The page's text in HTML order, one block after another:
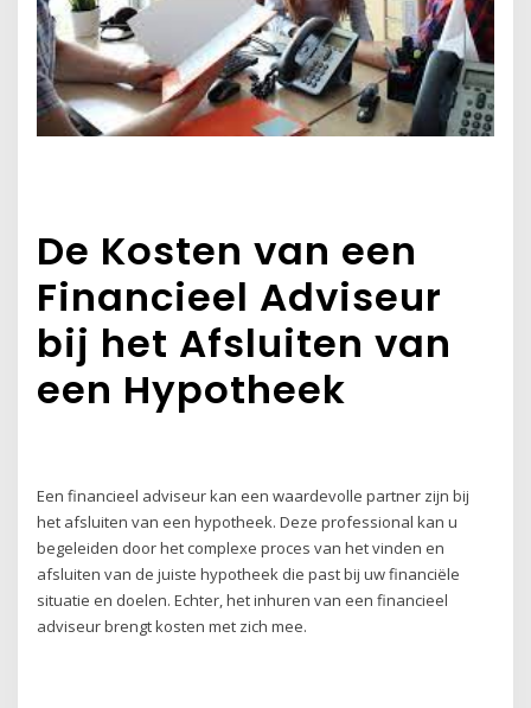
De Kosten van een
Financieel Adviseur
bij het Afsluiten van
een Hypotheek
Een financieel adviseur kan een waardevolle partner zijn bij
het afsluiten van een hypotheek. Deze professional kan u
begeleiden door het complexe proces van het vinden en
afsluiten van de juiste hypotheek die past bij uw financiële
situatie en doelen. Echter, het inhuren van een financieel
adviseur brengt kosten met zich mee.